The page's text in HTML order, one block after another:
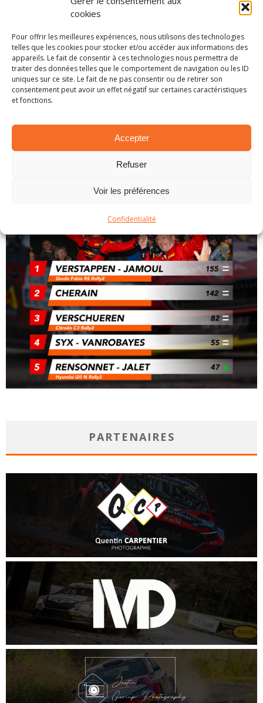
cookies
Pour offrir les meilleures expériences, nous utilisons des technologies
telles que les cookies pour stocker et/ou accéder aux informations des
appareils. Le fait de consentir à ces technologies nous permettra de
traiter des données telles que le comportement de navigation ou les ID
uniques sur ce site. Le fait de ne pas consentir ou de retirer son
consentement peut avoir un effet négatif sur certaines caractéristiques
et fonctions.
Accepter
Refuser
Voir les préférences
Confidentialité
CHAMPIONNAT
PARTENAIRES